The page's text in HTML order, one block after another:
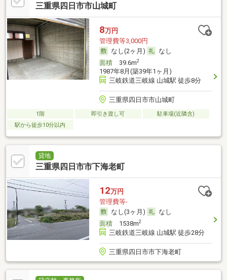
三重県四日市市山城町
8万円
管理費等3,000円
なし(2ヶ月)
なし
面積39.6m2
1987年8月(築39年1ヶ月)
三岐鉄道三岐線 山城駅 徒歩8分
三重県四日市市山城町
1階 即引き渡し可
駐車場(近隣含)
駅から徒歩10分以内
貸地
三重県四日市市下海老町
12万円
管理費等-
なし(3ヶ月)
なし
面積1538m2
三岐鉄道三岐線 山城駅 徒歩28分
三重県四日市市下海老町